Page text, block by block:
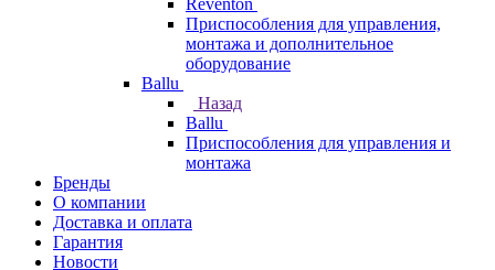
Reventon
Приспособления для управления,
монтажа и дополнительное
оборудование
Ballu
Назад
Ballu
Приспособления для управления и
монтажа
Бренды
О компании
Доставка и оплата
Гарантия
Новости